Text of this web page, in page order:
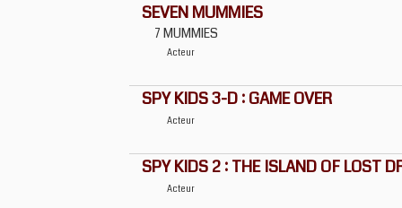
SEVEN MUMMIES
7 MUMMIES
Acteur
SPY KIDS 3-D : GAME OVER
Acteur
SPY KIDS 2 : THE ISLAND OF LOST
Acteur